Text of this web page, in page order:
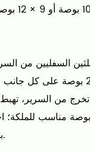
السفليين من
الأقل من 18 إلى 24 بوصة
تخرج من السرير،
بوصة أو أكبر للملك.